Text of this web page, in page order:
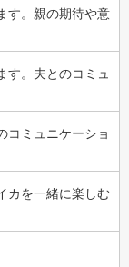
す。親の期待や意
す。夫とのコミュ
コミュニケーショ
カを一緒に楽しむ